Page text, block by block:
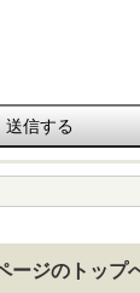
ージのトップ